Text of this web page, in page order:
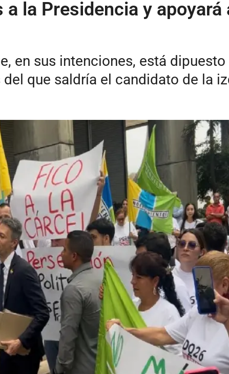
la Presidencia y apoyará
en sus intenciones, está
que saldría el candidato de la